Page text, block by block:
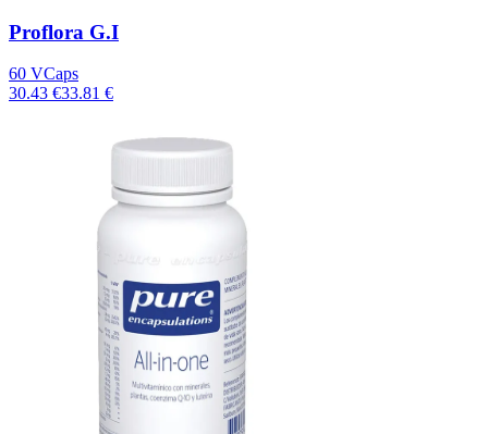
Proflora G.I
60 VCaps
30.43 €33.81 €